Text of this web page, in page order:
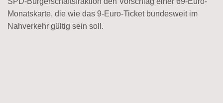
Monatskarte, die wie das 9-Euro-Ticket bundesweit im
Nahverkehr gültig sein soll.